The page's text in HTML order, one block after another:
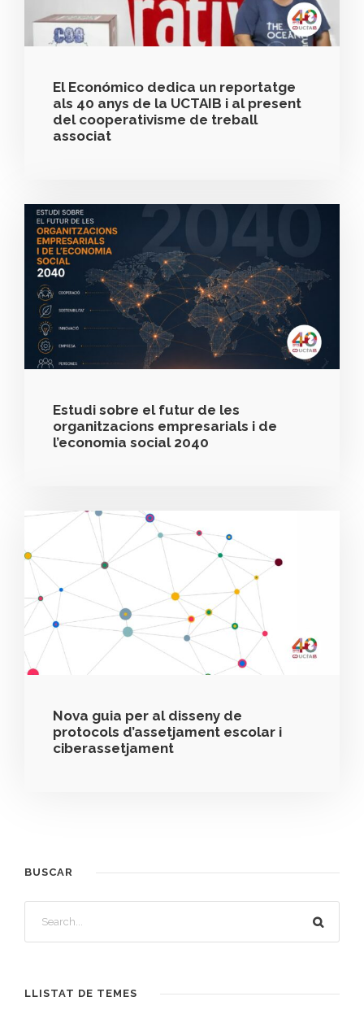
El Económico dedica un reportatge
als 40 anys de la UCTAIB i al present
del cooperativisme de treball
associat
Estudi sobre el futur de les
organitzacions empresarials i de
l’economia social 2040
Nova guia per al disseny de
protocols d’assetjament escolar i
ciberassetjament
BUSCAR
LLISTAT DE TEMES